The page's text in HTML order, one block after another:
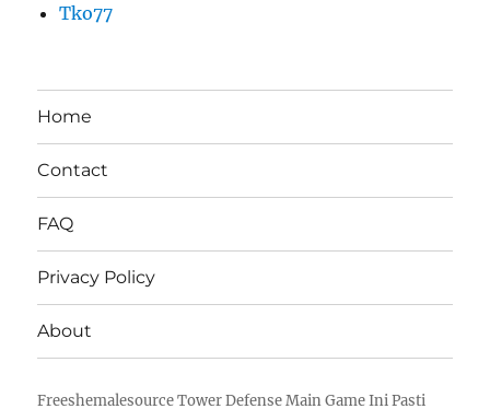
Tko77
Home
Contact
FAQ
Privacy Policy
About
Freeshemalesource Tower Defense Main Game Ini Pasti